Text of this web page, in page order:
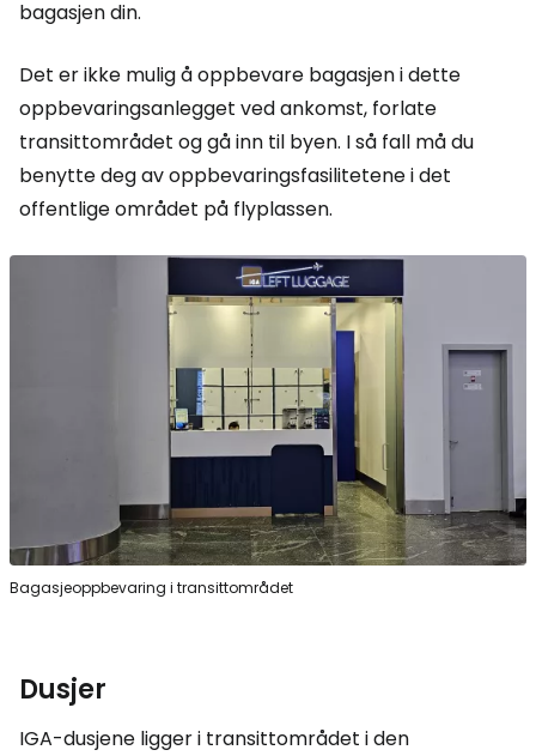
bagasjen din.
Det er ikke mulig å oppbevare bagasjen i dette
oppbevaringsanlegget ved ankomst, forlate
transittområdet og gå inn til byen. I så fall må du
benytte deg av oppbevaringsfasilitetene i det
offentlige området på flyplassen.
Bagasjeoppbevaring i transittområdet
Dusjer
IGA-dusjene ligger i transittområdet i den